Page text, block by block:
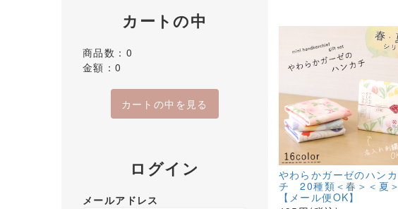
カートの中
商品数：0
金額：0
カートの中を見る
ログイン
メールアドレス
やわらかガーゼのハンカ
チ 20種類＜春＞＜夏＞
【メール便OK】